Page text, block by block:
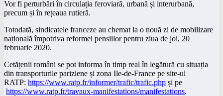
Vor fi perturbări în circulația feroviară, urbană și interurbană,
precum și în rețeaua rutieră.
Totodată, sindicatele franceze au chemat la o nouă zi de mobilizare
națională împotriva reformei pensiilor pentru ziua de joi, 20
februarie 2020.
Cetățenii români se pot informa în timp real în legătură cu situația
din transporturile pariziene și zona Ile-de-France pe site-ul
RATP: https://www.ratp.fr/informer/trafic/trafic.php și pe
https://www.ratp.fr/travaux-manifestations/manifestations.